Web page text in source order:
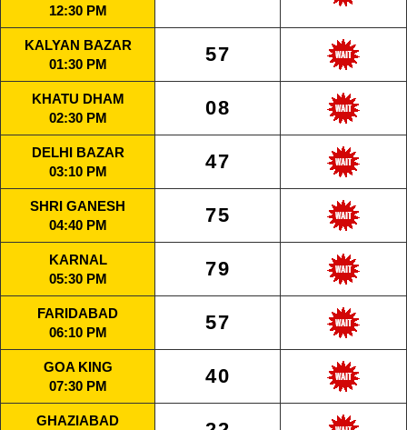
12:30 PM
KALYAN BAZAR
01:30 PM
57
KHATU DHAM
02:30 PM
08
DELHI BAZAR
03:10 PM
47
SHRI GANESH
04:40 PM
75
KARNAL
05:30 PM
79
FARIDABAD
06:10 PM
57
GOA KING
07:30 PM
40
GHAZIABAD